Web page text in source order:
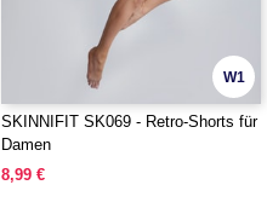
W1
SKINNIFIT SK069 - Retro-Shorts für
Damen
8,99 €